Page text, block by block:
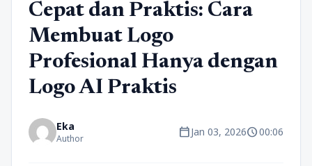
Cepat dan Praktis: Cara
Membuat Logo
Profesional Hanya dengan
Logo AI Praktis
Eka
Author calendar_todayJan 03, 2026schedule00:06